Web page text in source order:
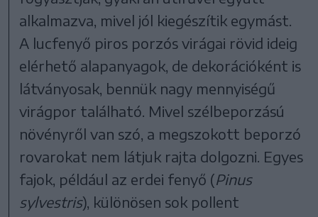
alkalmazva, mivel jól kiegészítik egymást.
A lucfenyő piros porzós virágai rövid ideig
elérhető alapanyagok, de dekorációként is
látványosak, bennük nagy mennyiségű
virágpor található. Mivel szélbeporzású
növényről van szó, a megszokott beporzó
rovarokat nem látjuk rajta dolgozni. Egyes
fajok, például az erdei fenyő (Pinus
sylvestris), különösen sok pollent